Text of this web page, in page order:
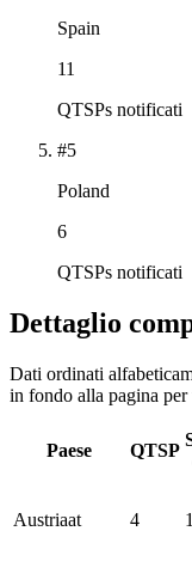
Spain
11
QTSPs notificati
#5
Poland
6
QTSPs notificati
Dettaglio
Dati ordinati
in fondo alla pagina
Paese QTSP
Austriaat 4